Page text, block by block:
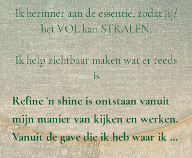
Ik herinner aan de essentie, zodat jij/
het VOL kan STRALEN.
Ik help zichtbaar maken wat er reeds
is
Refine 'n shine is ontstaan vanuit
mijn manier van kijken en werken.
Vanuit de gave die ik heb waar ik
snel de essentie van mensen,